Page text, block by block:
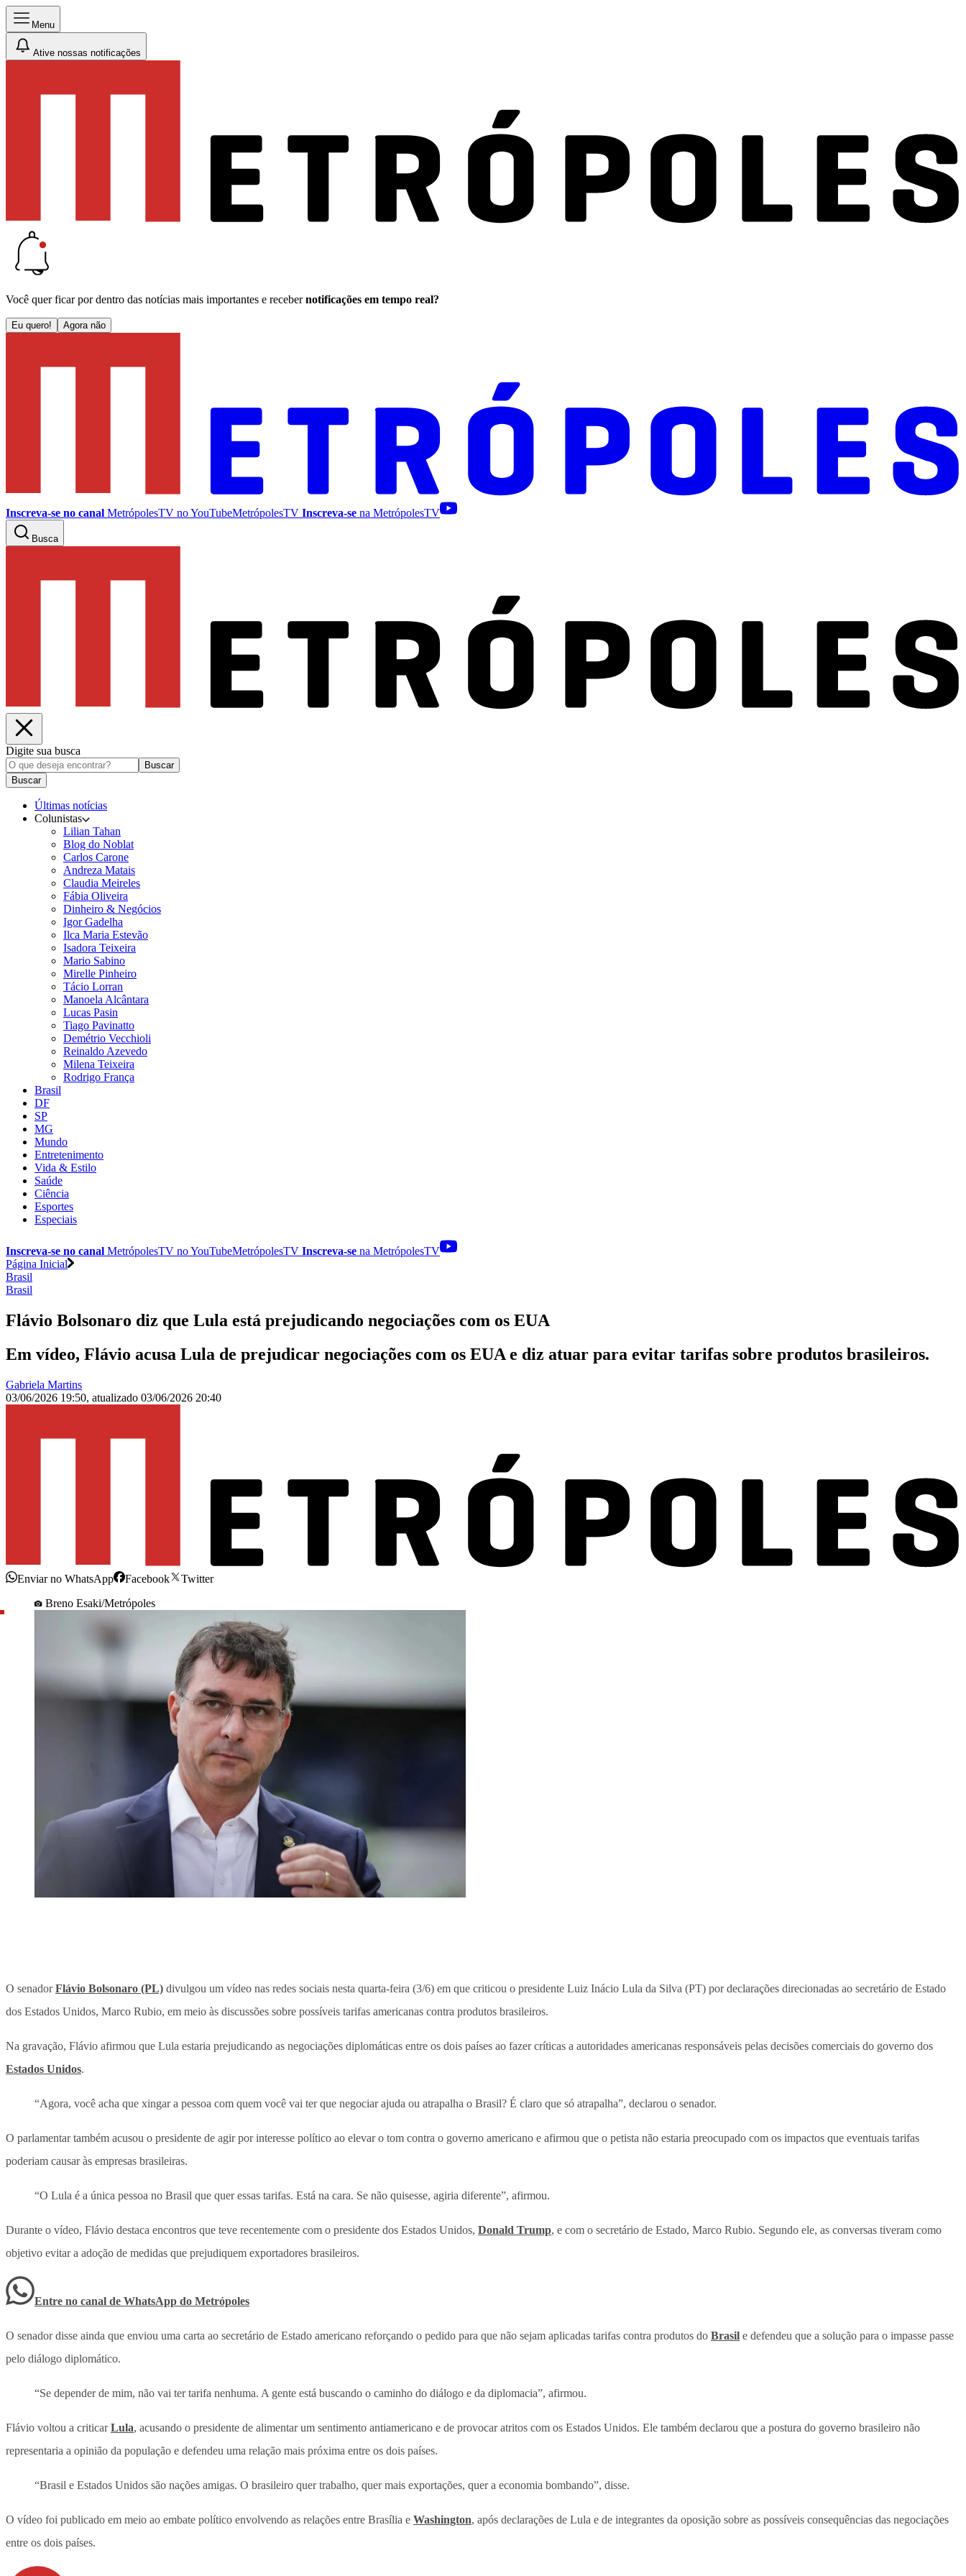
Menu
Ative nossas notificações
Você quer ficar por dentro das notícias mais importantes e receber notificações em tempo real?
Eu quero! Agora não
Inscreva-se no canal MetrópolesTV noYouTubeMetrópolesTV Inscreva-se na MetrópolesTV
Busca
Digite sua busca
Buscar
Buscar
Últimas notícias
Colunistas
Lilian Tahan
Blog do Noblat
Carlos Carone
Andreza Matais
Claudia Meireles
Fábia Oliveira
Dinheiro & Negócios
Igor Gadelha
Ilca Maria Estevão
Isadora Teixeira
Mario Sabino
Mirelle Pinheiro
Tácio Lorran
Manoela Alcântara
Lucas Pasin
Tiago Pavinatto
Demétrio Vecchioli
Reinaldo Azevedo
Milena Teixeira
Rodrigo França
Brasil
DF
SP
MG
Mundo
Entretenimento
Vida & Estilo
Saúde
Ciência
Esportes
Especiais
Inscreva-se no canal MetrópolesTV noYouTubeMetrópolesTV Inscreva-se na MetrópolesTV
Página Inicial
Brasil
Brasil
Flávio Bolsonaro diz que Lula está prejudicando negociações com os EUA
Em vídeo, Flávio acusa Lula de prejudicar negociações com os EUA e diz atuar para evitar tarifas sobre produtos brasileiros.
Gabriela Martins
03/06/2026 19:50, atualizado 03/06/2026 20:40
Enviar no WhatsApp Facebook
Twitter
Breno Esaki/Metrópoles
O senadorFlávio Bolsonaro (PL) divulgou um vídeo nas redes sociais nesta quarta-feira (3/6) em que criticou o presidente Luiz Inácio Lula da Silva (PT) por declarações direcionadas ao secretário de Estado
dos Estados Unidos, Marco Rubio, em meio às discussões sobre possíveis tarifas americanas contra produtos brasileiros.
Na gravação, Flávio afirmou que Lula estaria prejudicando as negociações diplomáticas entre os dois países ao fazer críticas a autoridades americanas responsáveis pelas decisões comerciais do governo dos
Estados Unidos.
“Agora, você acha que xingar a pessoa com quem você vai ter que negociar ajuda ou atrapalha o Brasil? É claro que só atrapalha”, declarou o senador.
O parlamentar também acusou o presidente de agir por interesse político ao elevar o tom contra o governo americano e afirmou que o petista não estaria preocupado com os impactos que eventuais tarifas
poderiam causar às empresas brasileiras.
“O Lula é a única pessoa no Brasil que quer essas tarifas. Está na cara. Se não quisesse, agiria diferente”, afirmou.
Durante o vídeo, Flávio destaca encontros que teve recentemente com o presidente dos Estados Unidos, Donald Trump, e com o secretário de Estado, Marco Rubio. Segundo ele, as conversas tiveram como
objetivo evitar a adoção de medidas que prejudiquem exportadores brasileiros.
Entre no canal de WhatsApp do Metrópoles
O senador disse ainda que enviou uma carta ao secretário de Estado americano reforçando o pedido para que não sejam aplicadas tarifas contra produtos do Brasil e defendeu que a solução para o impasse passe
pelo diálogo diplomático.
“Se depender de mim, não vai ter tarifa nenhuma. A gente está buscando o caminho do diálogo e da diplomacia”, afirmou.
Flávio voltou a criticarLula, acusando o presidente de alimentar um sentimento antiamericano e de provocar atritos com os Estados Unidos. Ele também declarou que a postura do governo brasileiro não
representaria a opinião da população e defendeu uma relação mais próxima entre os dois países.
“Brasil e Estados Unidos são nações amigas. O brasileiro quer trabalho, quer mais exportações, quer a economia bombando”, disse.
O vídeo foi publicado em meio ao embate político envolvendo as relações entre Brasília e Washington, após declarações de Lula e de integrantes da oposição sobre as possíveis consequências das negociações
entre os dois países.